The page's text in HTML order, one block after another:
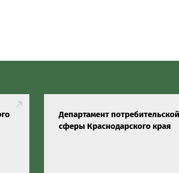
Департамент потребительской
сферы Краснодарского края